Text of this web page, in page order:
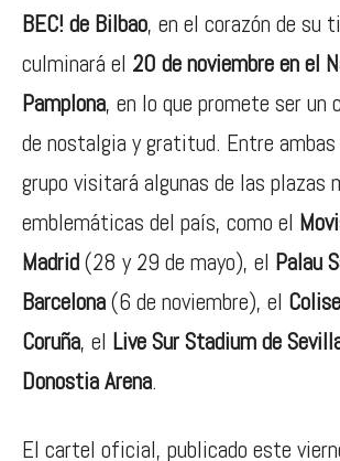
BEC! de Bilbao, en el corazón de su
culminará el 20 de noviembre en el
Pamplona, en lo que promete ser un
de nostalgia y gratitud. Entre
grupo visitará algunas de las plazas
emblemáticas del país, como el
Madrid(28 y 29 de mayo), el Palau
Barcelona(6 de noviembre), el
Coruña, el Live Sur Stadium de
Donostia Arena.
El cartel oficial, publicado este